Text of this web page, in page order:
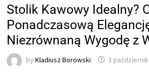
Stolik Kawowy Idealny?
Ponadczasową
Niezrównaną Wygodę z
byKladiusz Borowski 3